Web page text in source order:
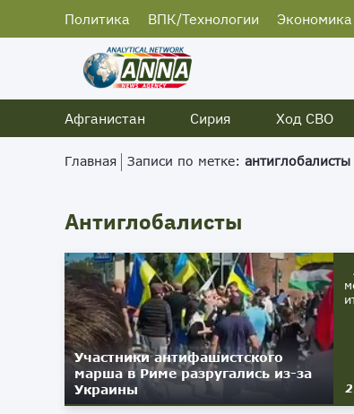
Политика ВПК/Технологии Экономика
Афганистан
Сирия Ход СВО
Главная Записи по метке: антиглобалисты
Антиглобалисты
Участники антифашистского
марша в Риме разругались из-за
Украины